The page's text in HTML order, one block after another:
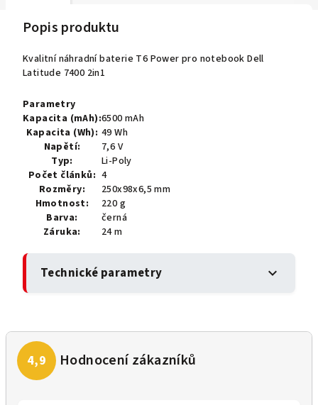
Popis produktu
Kvalitní náhradní baterie T6 Power pro notebook Dell
Latitude 7400 2in1
Parametry
Kapacita (mAh):6500 mAh
Kapacita (Wh): 49 Wh
Napětí:
7,6 V
Typ:
Li-Poly
Počet článků: 4
Rozměry:
250x98x6,5 mm
Hmotnost:
220 g
Barva:
černá
Záruka:
24 m
Technické parametry expand_more